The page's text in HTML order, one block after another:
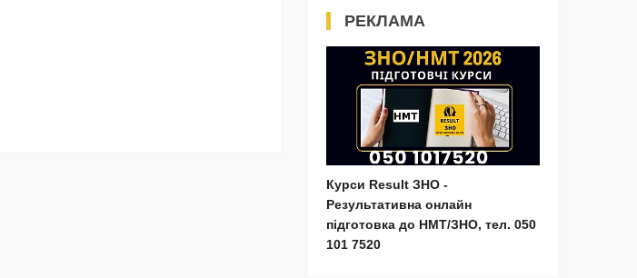
РЕКЛАМА
Курси Result ЗНО -
Результативна онлайн
підготовка до НМТ/ЗНО, тел. 050
101 7520